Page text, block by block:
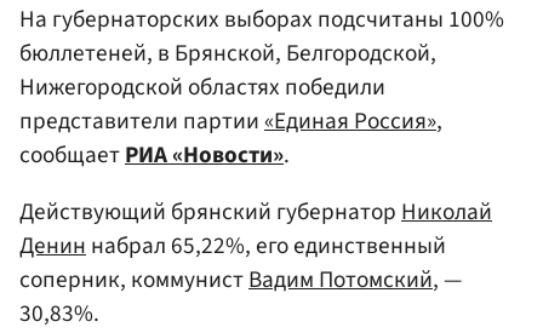
На губернаторских выборах подсчитаны 100%
бюллетеней, в Брянской, Белгородской,
Нижегородской областях победили
представители партии«Единая Россия»,
сообщаетРИА «Новости».
Действующий брянский губернаторНиколай
Дениннабрал 65,22%, его единственный
соперник, коммунистВадим Потомский, —
30,83%.